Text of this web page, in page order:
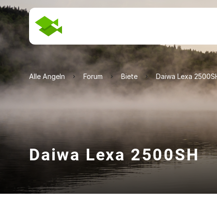
Alle Angeln Forum Biete Daiwa Lexa
Daiwa Lexa 2500SH